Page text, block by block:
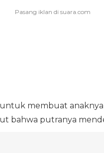
membuat
bahwa putranya